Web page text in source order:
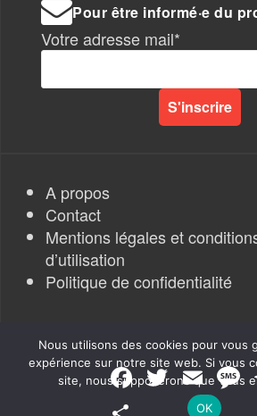
Pour être informé·e du
Votre adresse mail*
A propos
Contact
Mentions légales et
d’utilisation
Politique de confidentialité
Rapports de Force|
F
a
T
w
E
m
a
M
e
Nous utilisons des cookies pour vous
expérience sur notre site web. Si vous
site, nous supposerons que vous
OK